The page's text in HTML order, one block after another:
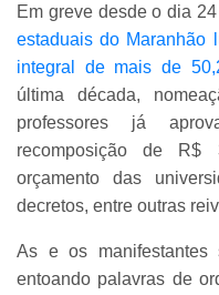
Em greve desde o dia
estaduais do Maranhão
integral de mais de
última década,
professores já
recomposição de R$
orçamento das
decretos, entre outras
As e os manifestantes
entoando palavras de